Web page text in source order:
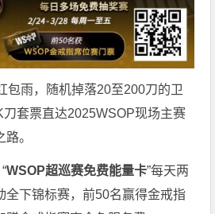
包雨，随机掉落20至200刀的卫
套票直达2025WSOP现场主赛
。
WSOP超巡赛免费能量卡”每天两
全下锦标赛，前50名赢得金戒指